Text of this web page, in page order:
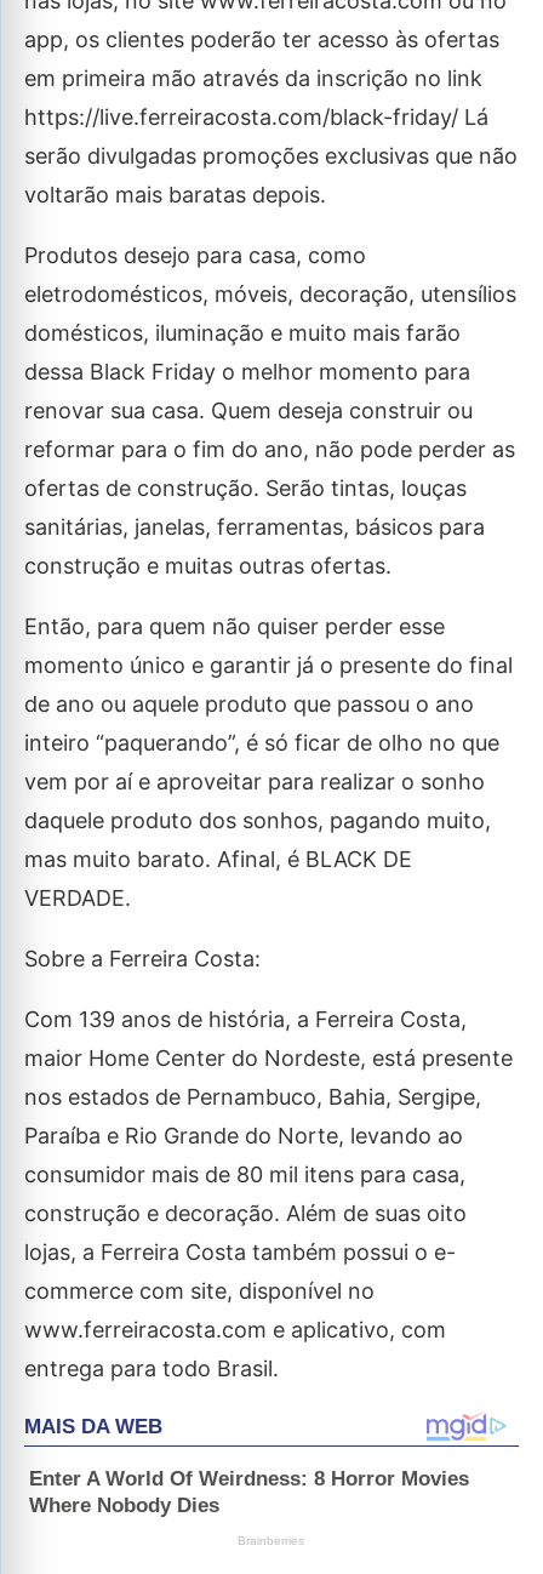
app, os clientes poderão ter acesso às ofertas
em primeira mão através da inscrição no link
https://live.ferreiracosta.com/black-friday/ Lá
serão divulgadas promoções exclusivas que não
voltarão mais baratas depois.
Produtos desejo para casa, como
eletrodomésticos, móveis, decoração, utensílios
domésticos, iluminação e muito mais farão
dessa Black Friday o melhor momento para
renovar sua casa. Quem deseja construir ou
reformar para o fim do ano, não pode perder as
ofertas de construção. Serão tintas, louças
sanitárias, janelas, ferramentas, básicos para
construção e muitas outras ofertas.
Então, para quem não quiser perder esse
momento único e garantir já o presente do final
de ano ou aquele produto que passou o ano
inteiro “paquerando”, é só ficar de olho no que
vem por aí e aproveitar para realizar o sonho
daquele produto dos sonhos, pagando muito,
mas muito barato. Afinal, é BLACK DE
VERDADE.
Sobre a Ferreira Costa:
Com 139 anos de história, a Ferreira Costa,
maior Home Center do Nordeste, está presente
nos estados de Pernambuco, Bahia, Sergipe,
Paraíba e Rio Grande do Norte, levando ao
consumidor mais de 80 mil itens para casa,
construção e decoração. Além de suas oito
lojas, a Ferreira Costa também possui o e-
commerce com site, disponível no
www.ferreiracosta.com e aplicativo, com
entrega para todo Brasil.